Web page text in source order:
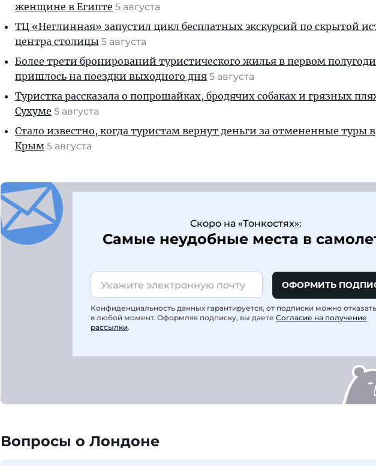
женщине в Египте 5 августа
ТЦ «Неглинная» запустил цикл бесплатных экскурсий по скрытой
центра столицы 5 августа
Более трети бронирований туристического жилья в первом
пришлось на поездки выходного дня 5 августа
Туристка рассказала о попрошайках, бродячих собаках и грязных
Сухуме 5 августа
Стало известно, когда туристам вернут деньги за отмененные туры в
Крым 5 августа
Скоро на «Тонкостях»:
Самые неудобные места в
ОФОРМИТЬ
Конфиденциальность данных гарантируется, от подписки можно
в любой момент. Оформляя подписку, вы даете Согласие на получение
рассылки.
Вопросы о Лондоне